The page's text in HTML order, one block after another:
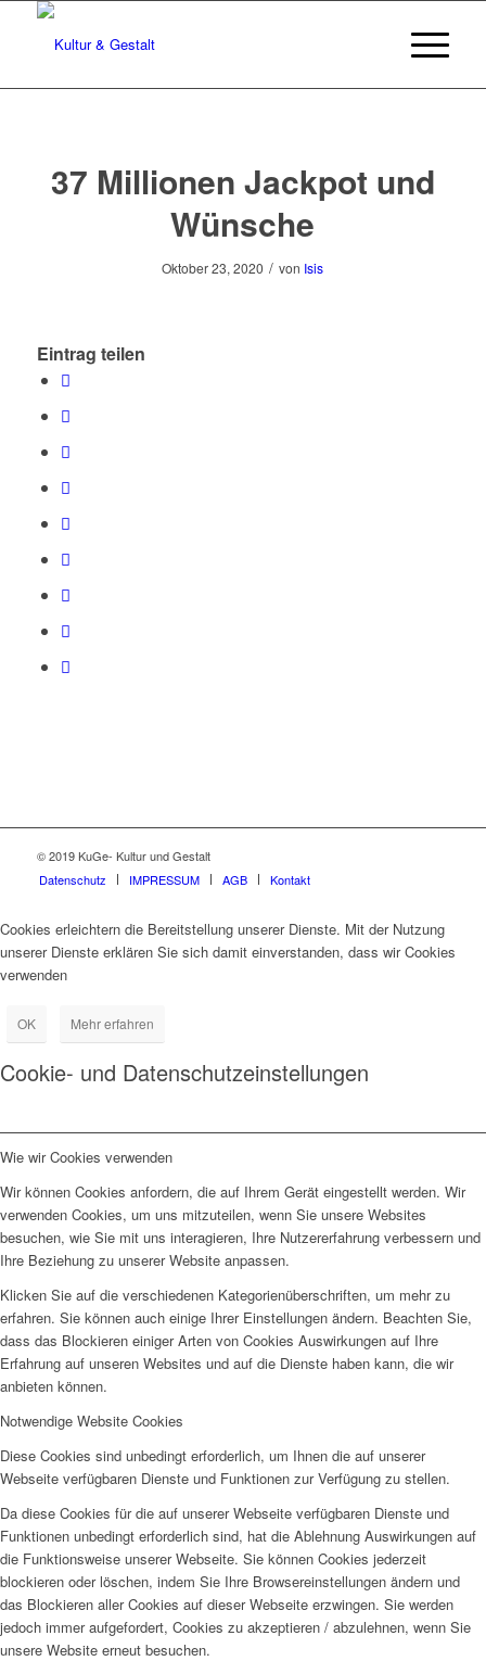
37 Millionen Jackpot und
Wünsche
Oktober 23, 2020 / von Isis
Eintrag teilen
© 2019 KuGe- Kultur und Gestalt
Datenschutz
IMPRESSUM AGB Kontakt
Cookies erleichtern die Bereitstellung unserer Dienste. Mit der Nutzung
unserer Dienste erklären Sie sich damit einverstanden, dass wir Cookies
verwenden
OK Mehr erfahren
Cookie- und Datenschutzeinstellungen
Wie wir Cookies verwenden
Wir können Cookies anfordern, die auf Ihrem Gerät eingestellt werden. Wir
verwenden Cookies, um uns mitzuteilen, wenn Sie unsere Websites
besuchen, wie Sie mit uns interagieren, Ihre Nutzererfahrung verbessern und
Ihre Beziehung zu unserer Website anpassen.
Klicken Sie auf die verschiedenen Kategorienüberschriften, um mehr zu
erfahren. Sie können auch einige Ihrer Einstellungen ändern. Beachten Sie,
dass das Blockieren einiger Arten von Cookies Auswirkungen auf Ihre
Erfahrung auf unseren Websites und auf die Dienste haben kann, die wir
anbieten können.
Notwendige Website Cookies
Diese Cookies sind unbedingt erforderlich, um Ihnen die auf unserer
Webseite verfügbaren Dienste und Funktionen zur Verfügung zu stellen.
Da diese Cookies für die auf unserer Webseite verfügbaren Dienste und
Funktionen unbedingt erforderlich sind, hat die Ablehnung Auswirkungen auf
die Funktionsweise unserer Webseite. Sie können Cookies jederzeit
blockieren oder löschen, indem Sie Ihre Browsereinstellungen ändern und
das Blockieren aller Cookies auf dieser Webseite erzwingen. Sie werden
jedoch immer aufgefordert, Cookies zu akzeptieren / abzulehnen, wenn Sie
unsere Website erneut besuchen.